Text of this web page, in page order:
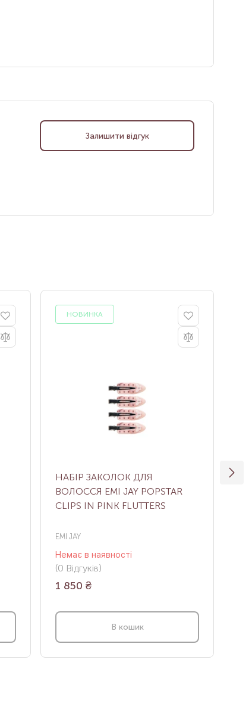
Залишити відгук
НОВИНКА
НАБІР ЗАКОЛОК ДЛЯ
ВОЛОССЯ EMI JAY POPSTAR
CLIPS IN PINK FLUTTERS
EMI JAY
Немає в наявності
(0 Відгуків)
1 850 ₴
В кошик